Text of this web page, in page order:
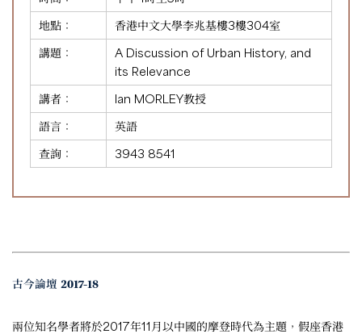
地點：
香港中文大學李兆基樓3樓304室
講題：
A Discussion of Urban History, and
its Relevance
講者：
Ian MORLEY教授
語言：
英語
查詢：
3943 8541
古今論壇 2017-18
兩位知名學者將於2017年11月以中國的摩登時代為主題，假座香港